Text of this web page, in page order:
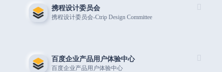
携程设计委员会
携程设计委员会-Ctrip Design Committee
百度企业产品用户体验中心
百度企业产品用户体验中心